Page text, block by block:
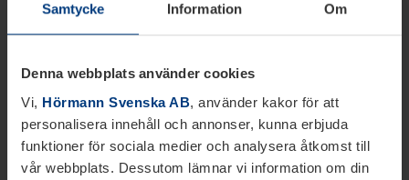
Samtycke Information Om
Denna webbplats använder cookies
Vi, Hörmann Svenska AB, använder kakor för att
personalisera innehåll och annonser, kunna erbjuda
funktioner för sociala medier och analysera åtkomst till
vår webbplats. Dessutom lämnar vi information om din